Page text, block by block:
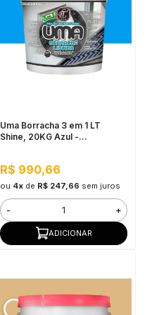
Uma Borracha 3 em 1 LT
Shine, 20KG Azul -
R$ 990,66
ou 4xde R$ 247,66 sem juros
- +
ADICIONAR